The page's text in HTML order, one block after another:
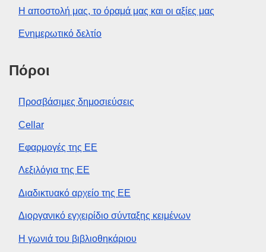
Η αποστολή μας, το όραμά μας και οι αξίες μας
Ενημερωτικό δελτίο
Πόροι
Προσβάσιμες δημοσιεύσεις
Cellar
Εφαρμογές της ΕΕ
Λεξιλόγια της ΕΕ
Διαδικτυακό αρχείο της ΕΕ
Διοργανικό εγχειρίδιο σύνταξης κειμένων
Η γωνιά του βιβλιοθηκάριου